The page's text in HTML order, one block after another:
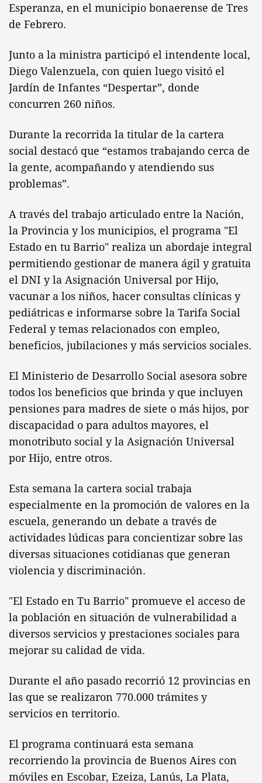
Esperanza, en el municipio bonaerense de Tres
de Febrero.
Junto a la ministra participó el intendente local,
Diego Valenzuela, con quien luego visitó el
Jardín de Infantes “Despertar”, donde
concurren 260 niños.
Durante la recorrida la titular de la cartera
social destacó que “estamos trabajando cerca de
la gente, acompañando y atendiendo sus
problemas”.
A través del trabajo articulado entre la Nación,
la Provincia y los municipios, el programa "El
Estado en tu Barrio" realiza un abordaje integral
permitiendo gestionar de manera ágil y gratuita
el DNI y la Asignación Universal por Hijo,
vacunar a los niños, hacer consultas clínicas y
pediátricas e informarse sobre la Tarifa Social
Federal y temas relacionados con empleo,
beneficios, jubilaciones y más servicios sociales.
El Ministerio de Desarrollo Social asesora sobre
todos los beneficios que brinda y que incluyen
pensiones para madres de siete o más hijos, por
discapacidad o para adultos mayores, el
monotributo social y la Asignación Universal
por Hijo, entre otros.
Esta semana la cartera social trabaja
especialmente en la promoción de valores en la
escuela, generando un debate a través de
actividades lúdicas para concientizar sobre las
diversas situaciones cotidianas que generan
violencia y discriminación.
"El Estado en Tu Barrio" promueve el acceso de
la población en situación de vulnerabilidad a
diversos servicios y prestaciones sociales para
mejorar su calidad de vida.
Durante el año pasado recorrió 12 provincias en
las que se realizaron 770.000 trámites y
servicios en territorio.
El programa continuará esta semana
recorriendo la provincia de Buenos Aires con
móviles en Escobar, Ezeiza, Lanús, La Plata,